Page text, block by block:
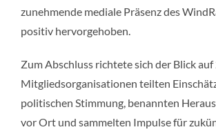
zunehmende mediale Präsenz des
positiv hervorgehoben.
Zum Abschluss richtete sich der Blick
Mitgliedsorganisationen teilten
politischen Stimmung, benannten
vor Ort und sammelten Impulse für